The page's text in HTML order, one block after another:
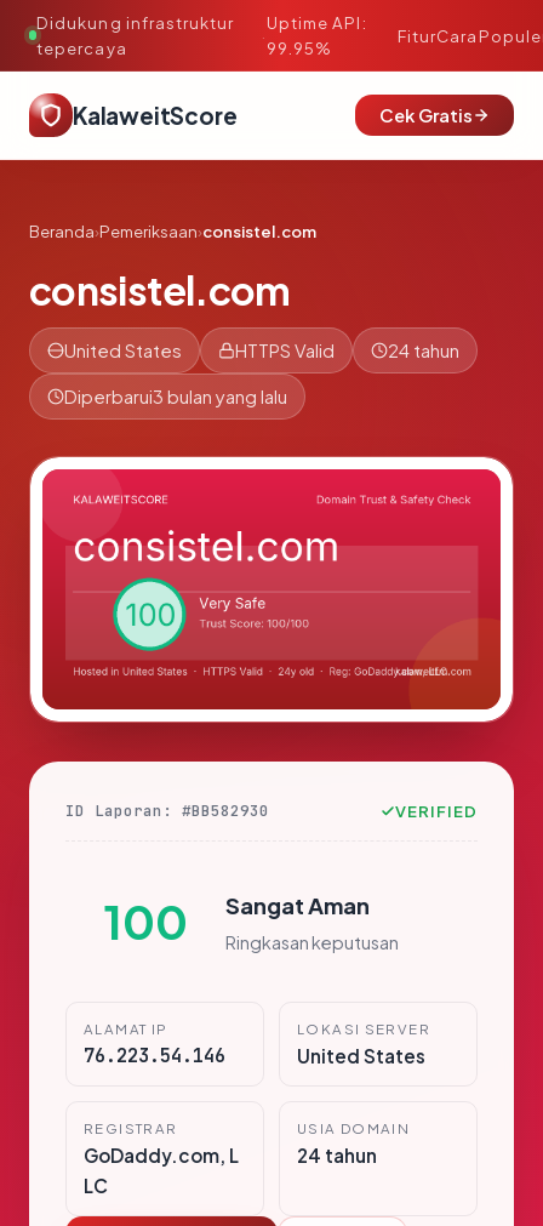
Didukung infrastruktur
tepercaya
·
Uptime API:
99.95%
FiturCara
KalaweitScore Cek Gratis
Beranda›Pemeriksaan›consistel.com
consistel.com
United States HTTPS Valid 24 tahun
Diperbarui3 bulan yang lalu
ID Laporan: #BB582930 VERIFIED
100 Sangat Aman
Ringkasan keputusan
ALAMAT IP
76.223.54.146
LOKASI SERVER
United States
REGISTRAR
GoDaddy.com, L
LC
USIA DOMAIN
24 tahun